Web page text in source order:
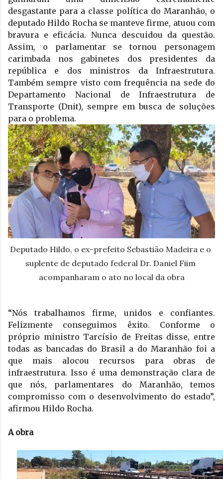
desgastante para a classe política do Maranhão, o
deputado Hildo Rocha se manteve firme, atuou com
bravura e eficácia. Nunca descuidou da questão.
Assim, o parlamentar se tornou personagem
carimbada nos gabinetes dos presidentes da
república e dos ministros da Infraestrutura.
Também sempre visto com frequência na sede do
Departamento Nacional de Infraestrutura de
Transporte (Dnit), sempre em busca de soluções
para o problema.
Deputado Hildo, o ex-prefeito Sebastião Madeira e o
suplente de deputado federal Dr. Daniel Fiim
acompanharam o ato no local da obra
“Nós trabalhamos firme, unidos e confiantes.
Felizmente conseguimos êxito. Conforme o
próprio ministro Tarcísio de Freitas disse, entre
todas as bancadas do Brasil a do Maranhão foi a
que mais alocou recursos para obras de
infraestrutura. Isso é uma demonstração clara de
que nós, parlamentares do Maranhão, temos
compromisso com o desenvolvimento do estado”,
afirmou Hildo Rocha.
A obra